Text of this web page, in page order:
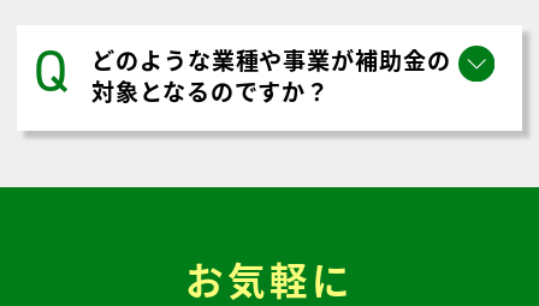
Q
どのような業種や事業が補助金の
対象となるのですか？
お気軽に